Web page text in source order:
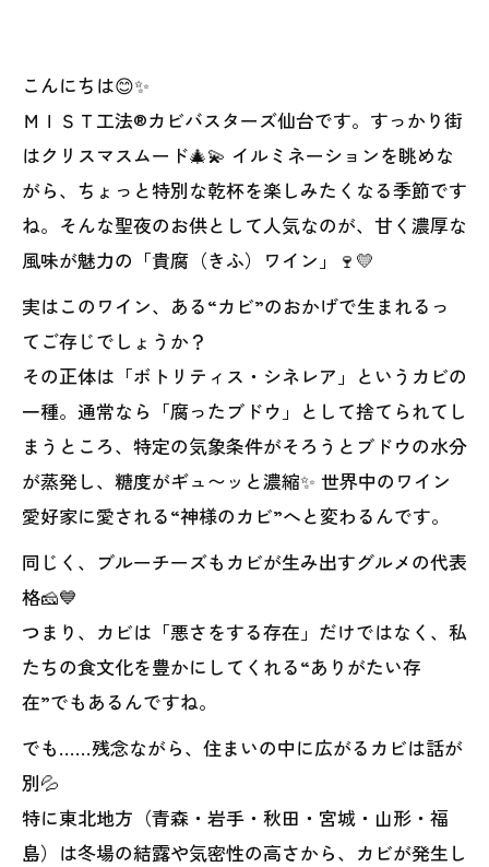
こんにちは😊✨
ＭＩＳＴ工法®カビバスターズ仙台です。すっかり街
はクリスマスムード🎄💫 イルミネーションを眺めな
がら、ちょっと特別な乾杯を楽しみたくなる季節です
ね。そんな聖夜のお供として人気なのが、甘く濃厚な
風味が魅力の「貴腐（きふ）ワイン」🍷💛
実はこのワイン、ある“カビ”のおかげで生まれるっ
てご存じでしょうか？
その正体は「ボトリティス・シネレア」というカビの
一種。通常なら「腐ったブドウ」として捨てられてし
まうところ、特定の気象条件がそろうとブドウの水分
が蒸発し、糖度がギュ〜ッと濃縮✨ 世界中のワイン
愛好家に愛される“神様のカビ”へと変わるんです。
同じく、ブルーチーズもカビが生み出すグルメの代表
格🧀💙
つまり、カビは「悪さをする存在」だけではなく、私
たちの食文化を豊かにしてくれる“ありがたい存
在”でもあるんですね。
でも……残念ながら、住まいの中に広がるカビは話が
別💦
特に東北地方（青森・岩手・秋田・宮城・山形・福
島）は冬場の結露や気密性の高さから、カビが発生し